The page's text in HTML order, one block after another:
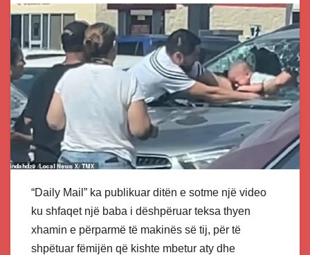
“Daily Mail” ka publikuar ditën e sotme një video
ku shfaqet një baba i dëshpëruar teksa thyen
xhamin e përparmë të makinës së tij, për të
shpëtuar fëmijën që kishte mbetur aty dhe